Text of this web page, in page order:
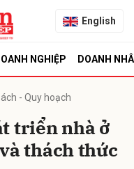
English
NGHIỆP DOANH
- Quy hoạch
triển nhà ở
thách thức